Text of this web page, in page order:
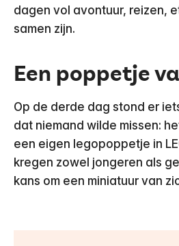
dagen vol avontuur, reizen,
samen zijn.
Een poppetje
Op de derde dag stond er
dat niemand wilde missen:
een eigen legopoppetje in
kregen zowel jongeren als
kans om een miniatuur van